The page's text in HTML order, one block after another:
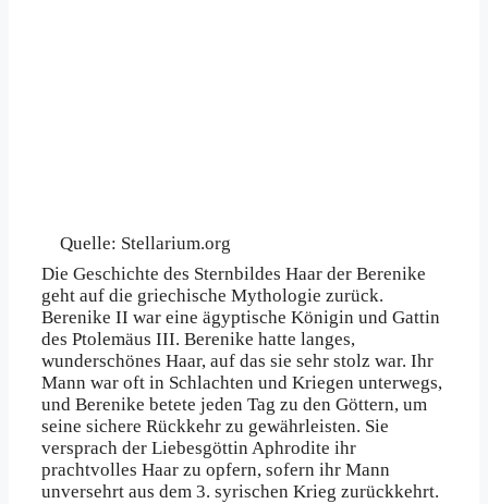
Quelle: Stellarium.org
Die Geschichte des Sternbildes Haar der Berenike
geht auf die griechische Mythologie zurück.
Berenike II war eine ägyptische Königin und Gattin
des Ptolemäus III. Berenike hatte langes,
wunderschönes Haar, auf das sie sehr stolz war. Ihr
Mann war oft in Schlachten und Kriegen unterwegs,
und Berenike betete jeden Tag zu den Göttern, um
seine sichere Rückkehr zu gewährleisten. Sie
versprach der Liebesgöttin Aphrodite ihr
prachtvolles Haar zu opfern, sofern ihr Mann
unversehrt aus dem 3. syrischen Krieg zurückkehrt.